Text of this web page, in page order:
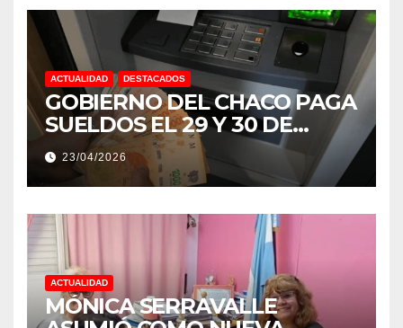
ACTUALIDAD DESTACADOS
GOBIERNO DEL CHACO PAGA
SUELDOS EL 29 Y 30 DE
ABRIL, CON EL 2% DE
AUMENTO
23/04/2026
ACTUALIDAD
MÓNICA SERRAVALLE